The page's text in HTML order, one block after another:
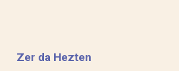
Zer da Hezten